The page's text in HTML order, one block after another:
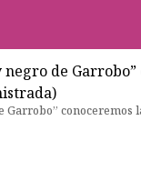
Garrobo”